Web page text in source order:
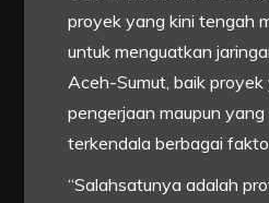
proyek yang kini tengah
untuk menguatkan
Aceh-Sumut, baik
pengerjaan maupun yang
terkendala berbagai
“Salahsatunya adalah